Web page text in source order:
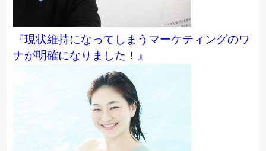
『現状維持になってしまうマーケティングのワ
ナが明確になりました！』